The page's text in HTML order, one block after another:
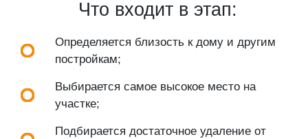
Что входит в этап:
Определяется близость к дому и другим
постройкам;
Выбирается самое высокое место на
участке;
Подбирается достаточное удаление от